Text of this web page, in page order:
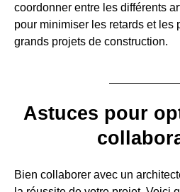
coordonner entre les différents
pour minimiser les retards et les
grands projets de construction.
Astuces pour
Bien collaborer avec un